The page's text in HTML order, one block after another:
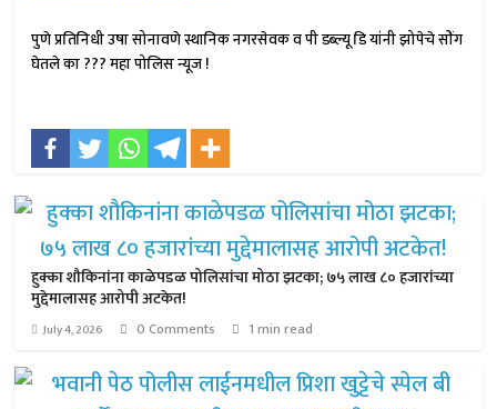
पुणे प्रतिनिधी उषा सोनावणे स्थानिक नगरसेवक व पी डब्ल्यू डि यांनी झोपेचे सोंग
घेतले का ??? महा पोलिस न्यूज !
हुक्का शौकिनांना काळेपडळ पोलिसांचा मोठा झटका; ७५ लाख ८० हजारांच्या
मुद्देमालासह आरोपी अटकेत!
July 4, 2026 0 Comments 1 min read